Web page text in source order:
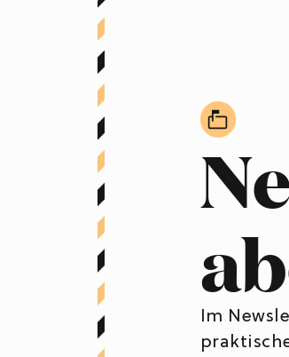
Im